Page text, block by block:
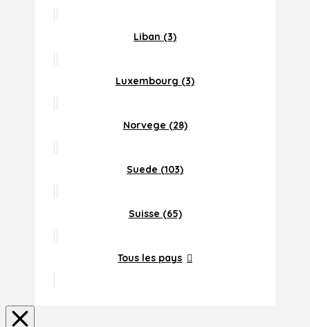
Liban (3)
Luxembourg (3)
Norvege (28)
Suede (103)
Suisse (65)
Tous les pays